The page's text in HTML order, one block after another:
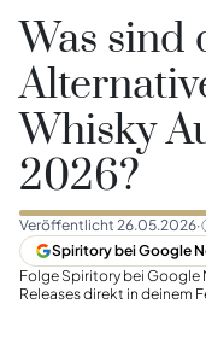
Was sind
Whisky
2026?
Veröffentlicht 26.05.2026·
Spiritory bei Google
Folge Spiritory bei Google
Releases direkt in deinem